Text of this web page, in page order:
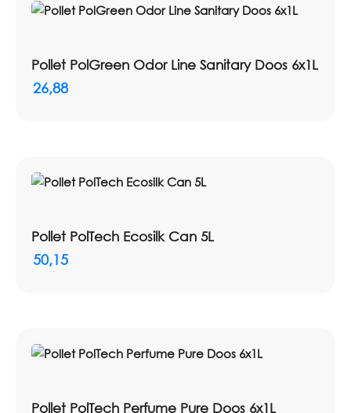
Pollet PolGreen Odor Line Sanitary Doos 6x1L
26,88
Pollet PolTech Ecosilk Can 5L
50,15
Pollet PolTech Perfume Pure Doos 6x1L